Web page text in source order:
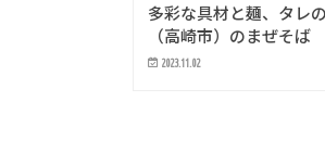
多彩な具材と麺、タレ
（高崎市）のまぜそば
2023.11.02